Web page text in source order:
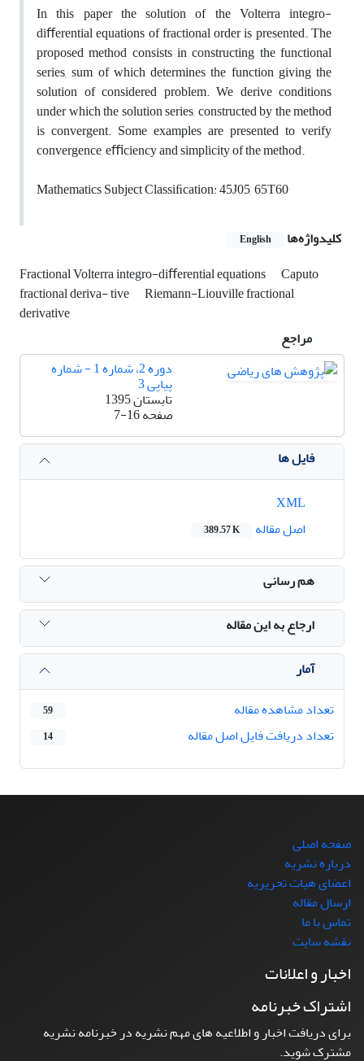
In this paper the solution of the Volterra integro-
diﬀerential equations of fractional order is presented. The
proposed method consists in constructing the functional
series, sum of which determines the function giving the
solution of considered problem. We derive conditions
under which the solution series, constructed by the method
is convergent. Some examples are presented to verify
convergence, eﬃciency and simplicity of the method.
Mathematics Subject Classiﬁcation: 45J05, 65T60
کلیدواژه‌ها
English
Fractional Volterra integro-diﬀerential equations
Caputo
fractional deriva- tive
Riemann-Liouville fractional
derivative
مراجع
دوره 2، شماره 1 - شماره
پیاپی 3
تابستان 1395
صفحه7-16
فایل ها
اصل مقاله
389.57 K
هم رسانی
ارجاع به این مقاله
آمار
تعداد مشاهده مقاله
59
تعداد دریافت فایل اصل مقاله 14
صفحه اصلی
درباره نشریه
اعضای هیات تحریریه
ارسال مقاله
تماس با ما
نقشه سایت
اخبار و اعلانات
اشتراک خبرنامه
برای دریافت اخبار و اطلاعیه های مهم نشریه در خبرنامه نشریه
مشترک شوید.